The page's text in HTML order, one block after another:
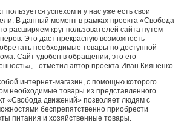
успехом и у нас уже есть свои
В данный момент в рамках проекта «Свобода
расширяем круг пользователей сайта путем
Это даст прекрасную возможность
необходимые товары по доступной
Сайт удобен в обращении, это его
- отметил автор проекта Иван Кияненко.
интернет-магазин, с помощью которого
необходимые товары из представленного
«Свобода движений» позволяет людям с
беспрепятственно приобрести
питания и хозяйственные товары.